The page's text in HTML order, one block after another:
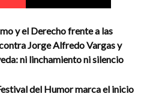
y el Derecho frente a las
Jorge Alfredo Vargas y
ni linchamiento ni silencio
del Humor marca el inicio